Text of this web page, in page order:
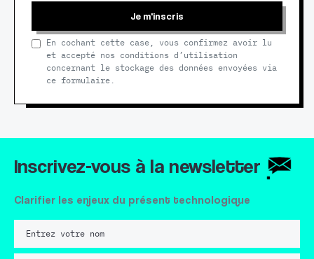
Je m'inscris
En cochant cette case, vous confirmez avoir lu
et accepté nos conditions d’utilisation
concernant le stockage des données envoyées via
ce formulaire.
Inscrivez-vous à la newsletter
Clarifier les enjeux du présent technologique